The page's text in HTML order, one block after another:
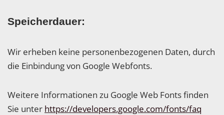
Speicherdauer:
Wir erheben keine personenbezogenen Daten, durch
die Einbindung von Google Webfonts.
Weitere Informationen zu Google Web Fonts finden
Sie unter https://developers.google.com/fonts/faq